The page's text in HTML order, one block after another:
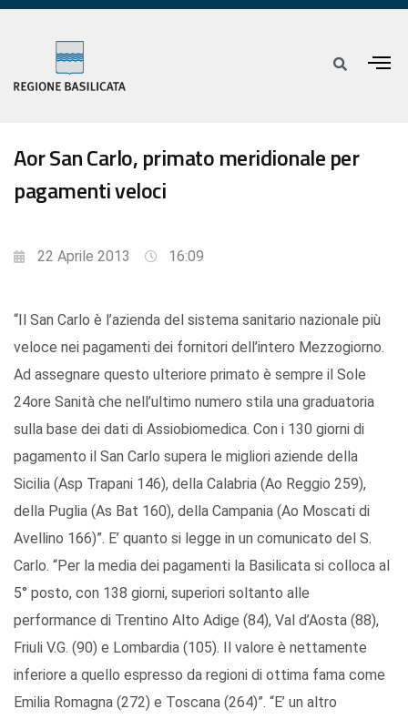
Aor San Carlo, primato meridionale per
pagamenti veloci
22 Aprile 2013 16:09
“Il San Carlo è l’azienda del sistema sanitario nazionale più
veloce nei pagamenti dei fornitori dell’intero Mezzogiorno.
Ad assegnare questo ulteriore primato è sempre il Sole
24ore Sanità che nell’ultimo numero stila una graduatoria
sulla base dei dati di Assiobiomedica. Con i 130 giorni di
pagamento il San Carlo supera le migliori aziende della
Sicilia (Asp Trapani 146), della Calabria (Ao Reggio 259),
della Puglia (As Bat 160), della Campania (Ao Moscati di
Avellino 166)”. E’ quanto si legge in un comunicato del S.
Carlo. “Per la media dei pagamenti la Basilicata si colloca al
5° posto, con 138 giorni, superiori soltanto alle
performance di Trentino Alto Adige (84), Val d’Aosta (88),
Friuli V.G. (90) e Lombardia (105). Il valore è nettamente
inferiore a quello espresso da regioni di ottima fama come
Emilia Romagna (272) e Toscana (264)”. “E’ un altro